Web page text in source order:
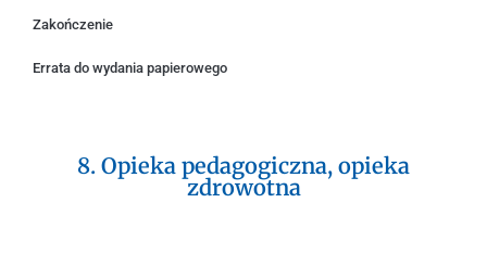
Zakończenie
Errata do wydania papierowego
8. Opieka pedagogiczna, opieka
zdrowotna